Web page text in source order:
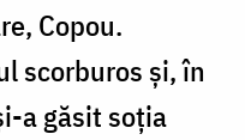
Copou.
scorburos și, în
a găsit soția